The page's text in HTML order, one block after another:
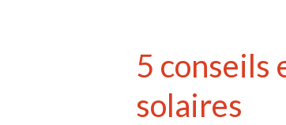
5 conseils
solaires